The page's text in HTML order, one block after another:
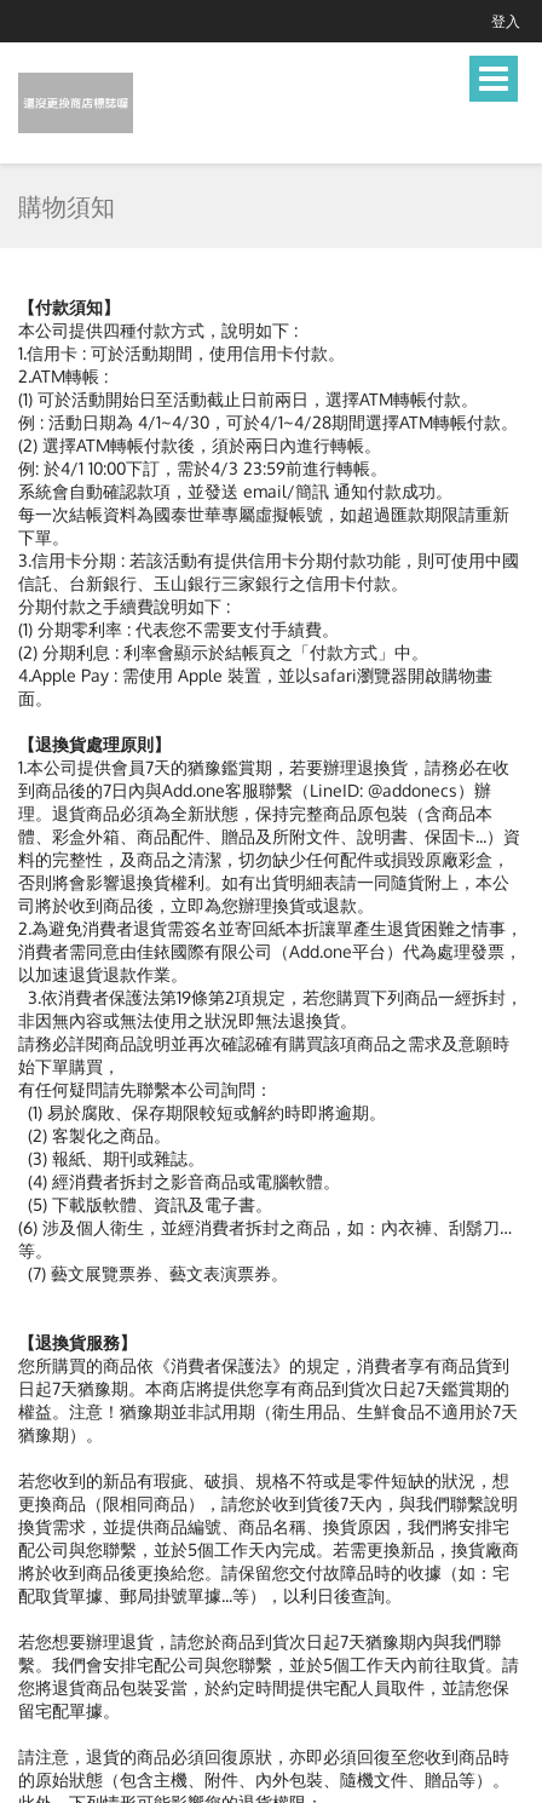
登入
Toggle
購物須知
【付款須知】
本公司提供四種付款方式，說明如下 :
1.信用卡 : 可於活動期間，使用信用卡付款。
2.ATM轉帳 :
(1) 可於活動開始日至活動截止日前兩日，選擇ATM轉帳付款。
例 : 活動日期為 4/1~4/30，可於4/1~4/28期間選擇ATM轉帳付款。
(2) 選擇ATM轉帳付款後，須於兩日內進行轉帳。
例: 於4/1 10:00下訂，需於4/3 23:59前進行轉帳。
系統會自動確認款項，並發送 email/簡訊 通知付款成功。
每一次結帳資料為國泰世華專屬虛擬帳號，如超過匯款期限請重新
下單。
3.信用卡分期 : 若該活動有提供信用卡分期付款功能，則可使用中國
信託、台新銀行、玉山銀行三家銀行之信用卡付款。
分期付款之手續費說明如下 :
(1) 分期零利率 : 代表您不需要支付手績費。
(2) 分期利息 : 利率會顯示於結帳頁之「付款方式」中。
4.Apple Pay : 需使用 Apple 裝置，並以safari瀏覽器開啟購物畫
面。
【退換貨處理原則】
1.本公司提供會員7天的猶豫鑑賞期，若要辦理退換貨，請務必在收
到商品後的7日內與Add.one客服聯繫（LineID: @addonecs）辦
理。退貨商品必須為全新狀態，保持完整商品原包裝（含商品本
體、彩盒外箱、商品配件、贈品及所附文件、說明書、保固卡...）資
料的完整性，及商品之清潔，切勿缺少任何配件或損毀原廠彩盒，
否則將會影響退換貨權利。如有出貨明細表請一同隨貨附上，本公
司將於收到商品後，立即為您辦理換貨或退款。
2.為避免消費者退貨需簽名並寄回紙本折讓單產生退貨困難之情事，
消費者需同意由佳銥國際有限公司（Add.one平台）代為處理發票，
以加速退貨退款作業。
3.依消費者保護法第19條第2項規定，若您購買下列商品一經拆封，
非因無內容或無法使用之狀況即無法退換貨。
請務必詳閱商品說明並再次確認確有購買該項商品之需求及意願時
始下單購買，
有任何疑問請先聯繫本公司詢問：
(1) 易於腐敗、保存期限較短或解約時即將逾期。
(2) 客製化之商品。
(3) 報紙、期刊或雜誌。
(4) 經消費者拆封之影音商品或電腦軟體。
(5) 下載版軟體、資訊及電子書。
(6) 涉及個人衛生，並經消費者拆封之商品，如：內衣褲、刮鬍刀…
等。
(7) 藝文展覽票券、藝文表演票券。
【退換貨服務】
您所購買的商品依《消費者保護法》的規定，消費者享有商品貨到
日起7天猶豫期。本商店將提供您享有商品到貨次日起7天鑑賞期的
權益。注意！猶豫期並非試用期（衛生用品、生鮮食品不適用於7天
猶豫期）。
若您收到的新品有瑕疵、破損、規格不符或是零件短缺的狀況，想
更換商品（限相同商品），請您於收到貨後7天內，與我們聯繫說明
換貨需求，並提供商品編號、商品名稱、換貨原因，我們將安排宅
配公司與您聯繫，並於5個工作天內完成。若需更換新品，換貨廠商
將於收到商品後更換給您。請保留您交付故障品時的收據（如：宅
配取貨單據、郵局掛號單據...等），以利日後查詢。
若您想要辦理退貨，請您於商品到貨次日起7天猶豫期內與我們聯
繫。我們會安排宅配公司與您聯繫，並於5個工作天內前往取貨。請
您將退貨商品包裝妥當，於約定時間提供宅配人員取件，並請您保
留宅配單據。
請注意，退貨的商品必須回復原狀，亦即必須回復至您收到商品時
的原始狀態（包含主機、附件、內外包裝、隨機文件、贈品等）。